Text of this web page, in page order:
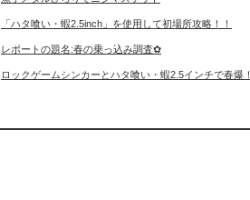
「ハタ喰い・蝦2.5inch」を使用して初場所攻略！！
レポートの題名:春の乗っ込み調査✿
ロックゲームシンカーとハタ喰い・蝦2.5インチで春爆！